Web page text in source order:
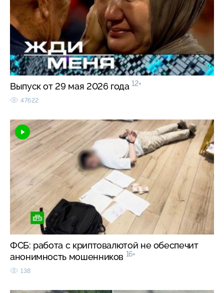
Выпуск от 29 мая 2026 года 12+
47622
ФСБ: работа с криптовалютой не обеспечит
анонимность мошенников 16+
138